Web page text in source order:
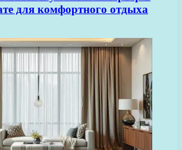
для комфортного отдыха